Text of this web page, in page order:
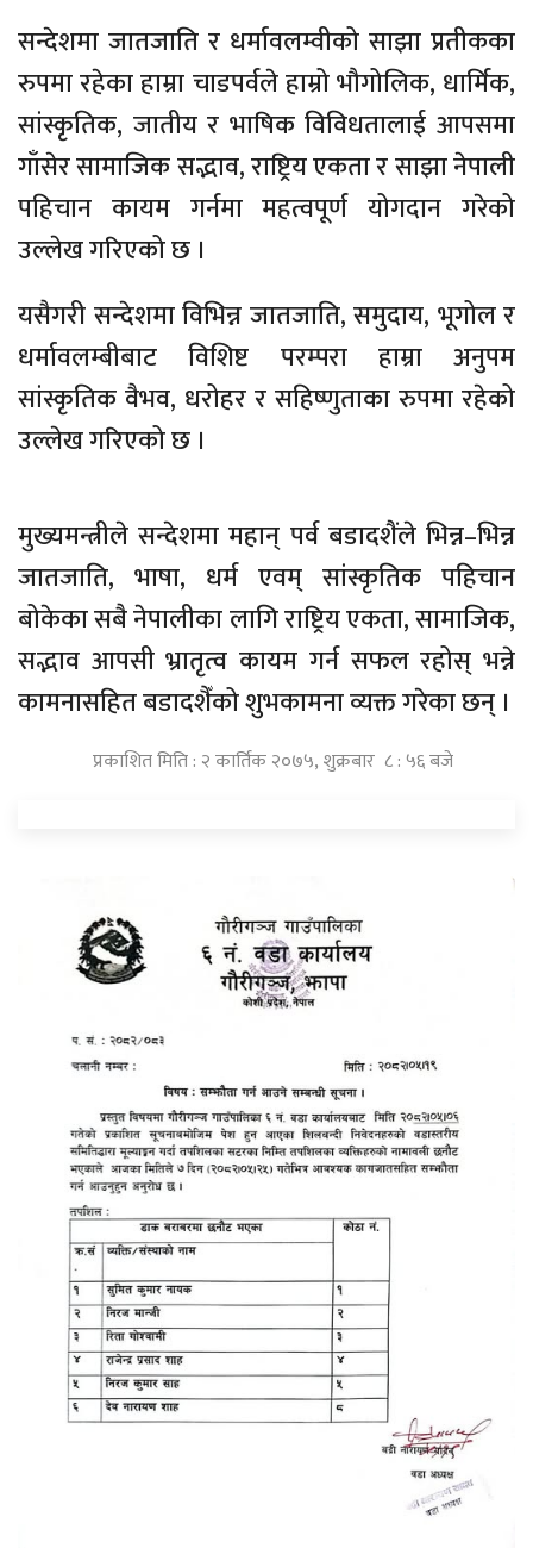
सन्देशमा जातजाति र धर्मावलम्वीको साझा प्रतीकका
रुपमा रहेका हाम्रा चाडपर्वले हाम्रो भौगोलिक, धार्मिक,
सांस्कृतिक, जातीय र भाषिक विविधतालाई आपसमा
गाँसेर सामाजिक सद्भाव, राष्ट्रिय एकता र साझा नेपाली
पहिचान कायम गर्नमा महत्वपूर्ण योगदान गरेको
उल्लेख गरिएको छ ।
यसैगरी सन्देशमा विभिन्न जातजाति, समुदाय, भूगोल र
धर्मावलम्बीबाट विशिष्ट परम्परा हाम्रा अनुपम
सांस्कृतिक वैभव, धरोहर र सहिष्णुताका रुपमा रहेको
उल्लेख गरिएको छ ।
मुख्यमन्त्रीले सन्देशमा महान् पर्व बडादशैंले भिन्न–भिन्न
जातजाति, भाषा, धर्म एवम् सांस्कृतिक पहिचान
बोकेका सबै नेपालीका लागि राष्ट्रिय एकता, सामाजिक,
सद्भाव आपसी भ्रातृत्व कायम गर्न सफल रहोस् भन्ने
कामनासहित बडादशैँको शुभकामना व्यक्त गरेका छन् ।
प्रकाशित मिति : २ कार्तिक २०७५, शुक्रबार ८ : ५६ बजे